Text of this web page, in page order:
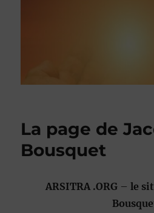
La page de
Bousquet
ARSITRA .ORG – le